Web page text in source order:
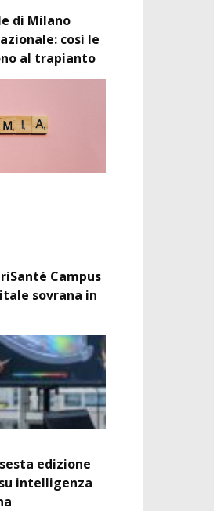
di Milano
così le
al trapianto
Campus
sovrana in
edizione
intelligenza